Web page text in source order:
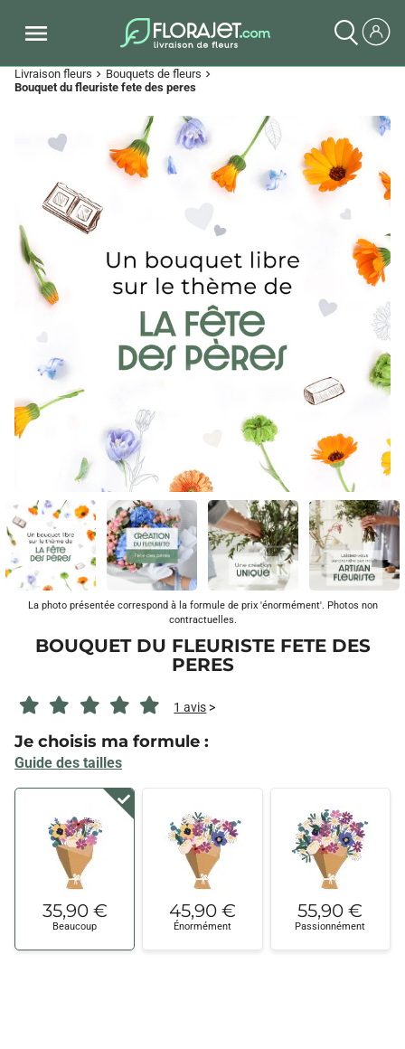
Livraison fleurs chevron_right Bouquets de fleurs chevron_right
Bouquet du fleuriste fete des peres
La photo présentée correspond à la formule de prix 'énormément'. Photos non
contractuelles.
BOUQUET DU FLEURISTE FETE DES
PERES
1 avis >
Je choisis ma formule :
Guide des tailles
35,90 €
Beaucoup
45,90 €
Énormément
55,90 €
Passionnément